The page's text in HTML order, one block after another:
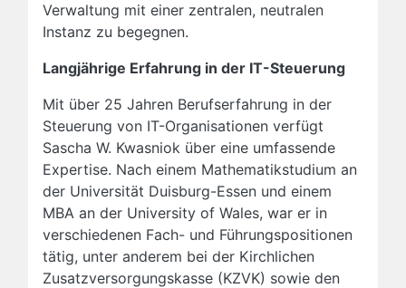
Verwaltung mit einer zentralen, neutralen
Instanz zu begegnen.
Langjährige Erfahrung in der IT-Steuerung
Mit über 25 Jahren Berufserfahrung in der
Steuerung von IT-Organisationen verfügt
Sascha W. Kwasniok über eine umfassende
Expertise. Nach einem Mathematikstudium an
der Universität Duisburg-Essen und einem
MBA an der University of Wales, war er in
verschiedenen Fach- und Führungspositionen
tätig, unter anderem bei der Kirchlichen
Zusatzversorgungskasse (KZVK) sowie den